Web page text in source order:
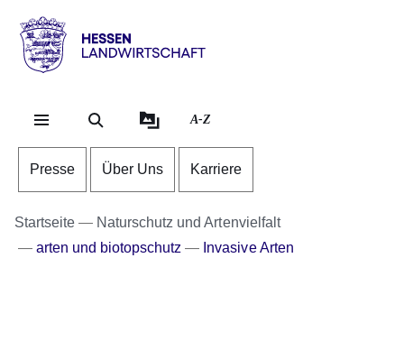
Hessen
Landwirtschaft
A-Z
Presse Über Uns Karriere
Startseite
Naturschutz und Artenvielfalt
arten und biotopschutz
Invasive Arten